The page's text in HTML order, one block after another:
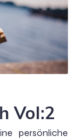
Vol:2
persönliche